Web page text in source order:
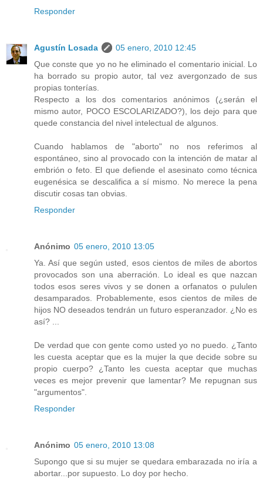
Responder
Agustín Losada
05 enero, 2010 12:45
Que conste que yo no he eliminado el comentario inicial. Lo
ha borrado su propio autor, tal vez avergonzado de sus
propias tonterías.
Respecto a los dos comentarios anónimos (¿serán el
mismo autor, POCO ESCOLARIZADO?), los dejo para que
quede constancia del nivel intelectual de algunos.
Cuando hablamos de "aborto" no nos referimos al
espontáneo, sino al provocado con la intención de matar al
embrión o feto. El que defiende el asesinato como técnica
eugenésica se descalifica a sí mismo. No merece la pena
discutir cosas tan obvias.
Responder
Anónimo 05 enero, 2010 13:05
Ya. Así que según usted, esos cientos de miles de abortos
provocados son una aberración. Lo ideal es que nazcan
todos esos seres vivos y se donen a orfanatos o pululen
desamparados. Probablemente, esos cientos de miles de
hijos NO deseados tendrán un futuro esperanzador. ¿No es
así? ...
De verdad que con gente como usted yo no puedo. ¿Tanto
les cuesta aceptar que es la mujer la que decide sobre su
propio cuerpo? ¿Tanto les cuesta aceptar que muchas
veces es mejor prevenir que lamentar? Me repugnan sus
"argumentos".
Responder
Anónimo 05 enero, 2010 13:08
Supongo que si su mujer se quedara embarazada no iría a
abortar...por supuesto. Lo doy por hecho.